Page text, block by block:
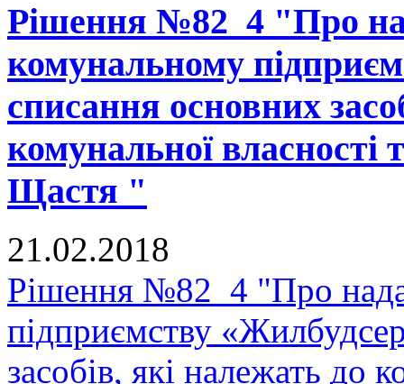
Рішення №82_4 "Про
комунальному
списання основних
комунальної власності
Щастя "
21.02.2018
Рішення №82_4 "Про
підприємству
засобів, які належать до